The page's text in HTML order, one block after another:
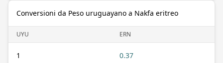
Conversioni da Peso uruguayano a Nakfa eritreo
UYU ERN
1 0.37